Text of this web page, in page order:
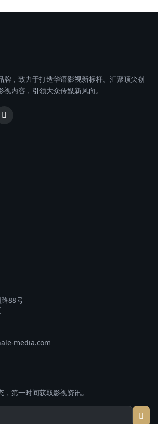
牌，致力于打造华语影视新标杆。汇聚顶尖创
内容，引领大众传媒新风向。
88号
media.com
第一时间获取影视资讯。